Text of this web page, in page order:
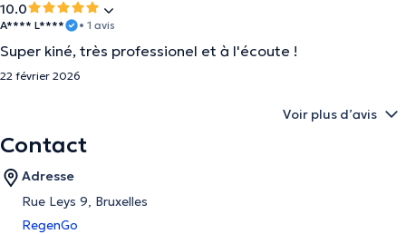
10.0
A**** L**** • 1 avis
Super kiné, très professionel et à l'écoute !
22 février 2026
Voir plus d’avis
Contact
Adresse
Rue Leys 9, Bruxelles
RegenGo